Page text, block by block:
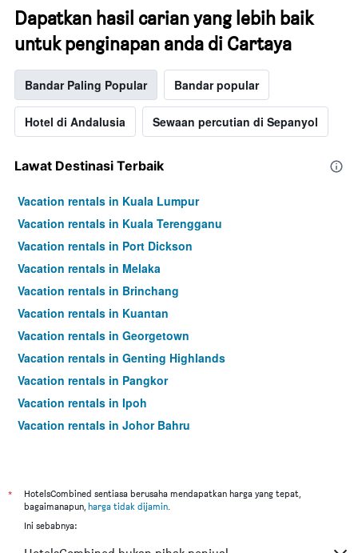
Dapatkan hasil carian yang lebih baik
untuk penginapan anda di Cartaya
Bandar Paling Popular Bandar popular
Hotel di Andalusia Sewaan percutian di Sepanyol
Lawat Destinasi Terbaik
Vacation rentals in Kuala Lumpur
Vacation rentals in Kuala Terengganu
Vacation rentals in Port Dickson
Vacation rentals in Melaka
Vacation rentals in Brinchang
Vacation rentals in Kuantan
Vacation rentals in Georgetown
Vacation rentals in Genting Highlands
Vacation rentals in Pangkor
Vacation rentals in Ipoh
Vacation rentals in Johor Bahru
Vacation rentals in Kuching
Vacation rentals in Tokyo
*
HotelsCombined sentiasa berusaha mendapatkan harga yang tepat,
bagaimanapun, harga tidak dijamin.
Ini sebabnya: